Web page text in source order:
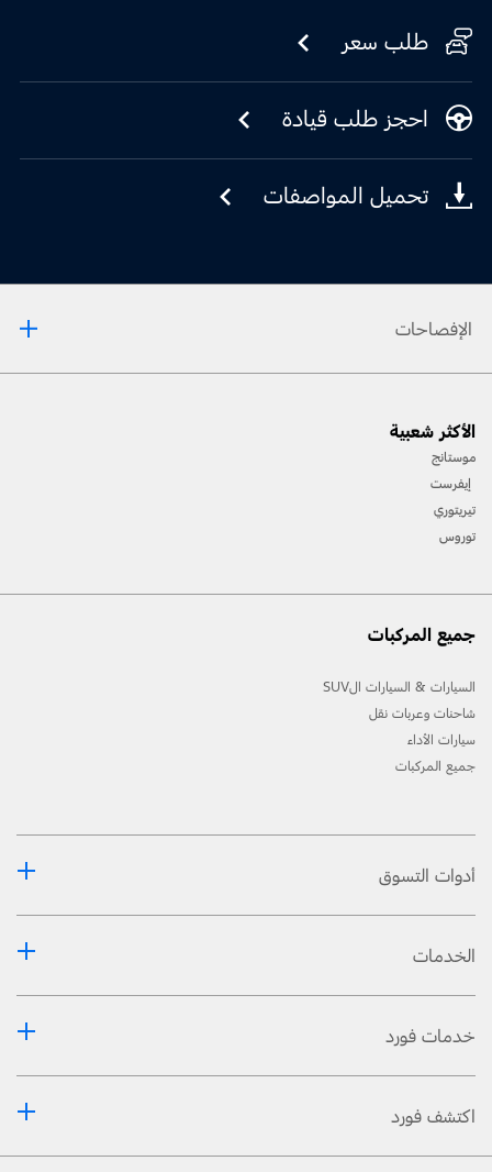
طلب سعر
احجز طلب قيادة
تحميل المواصفات
الإفصاحات
المسارات، واستخدام معدّات السّلامة المناسبة.
[2] لن تتوفّر جميع ميّزات المركبة في جميع الأسواق. اتّصل بموزّع فورد المحلّي للحصول على أحدث
الأكثر شعبية
موستانج
إيفرست
تيريتوري
توروس
جميع المركبات
السيارات & السيارات الSUV
شاحنات وعربات نقل
سيارات الأداء
جميع المركبات
أدوات التسوق
الخدمات
خدمات فورد
اكتشف فورد